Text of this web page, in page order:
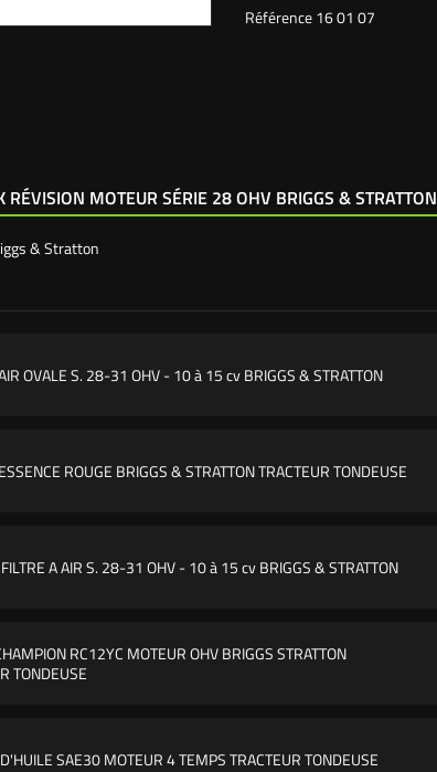
Référence16 01 07
RÉVISION MOTEUR SÉRIE 28 OHV BRIGGS & STRATTON
& Stratton
OVALE S. 28-31 OHV - 10 à 15 cv BRIGGS & STRATTON
ROUGE BRIGGS & STRATTON TRACTEUR TONDEUSE
A AIR S. 28-31 OHV - 10 à 15 cv BRIGGS & STRATTON
RC12YC MOTEUR OHV BRIGGS STRATTON
TONDEUSE
SAE30 MOTEUR 4 TEMPS TRACTEUR TONDEUSE